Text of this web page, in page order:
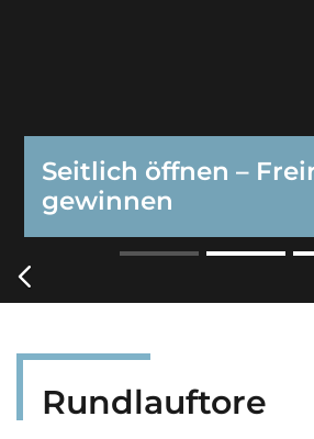
Deckenlauftore
Schwingtore
Seitlich öffnen –
gewinnen
Rundlauftore